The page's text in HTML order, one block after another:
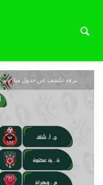
رابطة كرة القدم المحترفة تكشف عن جدول